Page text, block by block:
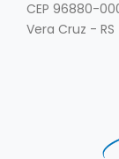
CEP 96880-
Vera Cruz - RS